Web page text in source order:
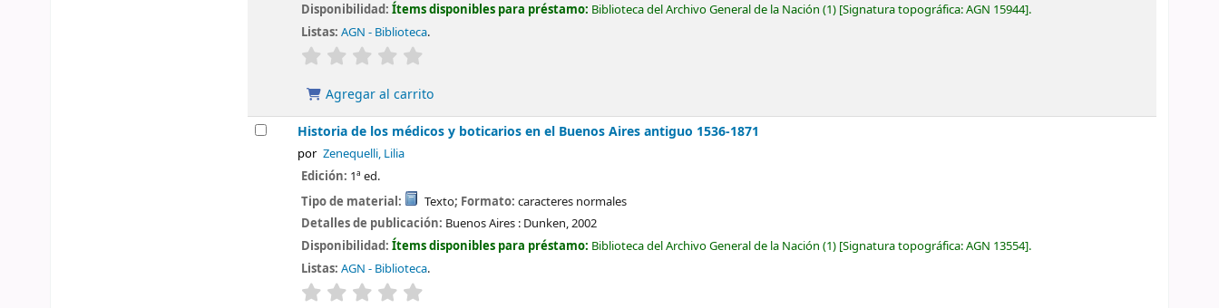
Disponibilidad:Ítems disponibles para préstamo: Biblioteca del Archivo General de la Nación (1) Signatura topográfica:AGN 15944 .
Listas: AGN - Biblioteca.
valoración
Agregar al carrito
Historia de los médicos y boticarios en el Buenos Aires antiguo 1536-1871
por Zenequelli, Lilia
Edición: 1ª ed.
Tipo de material:
Texto; Formato: caracteres normales
Detalles de publicación: Buenos Aires : Dunken,2002
Disponibilidad:Ítems disponibles para préstamo: Biblioteca del Archivo General de la Nación (1) Signatura topográfica:AGN 13554 .
Listas: AGN - Biblioteca.
valoración